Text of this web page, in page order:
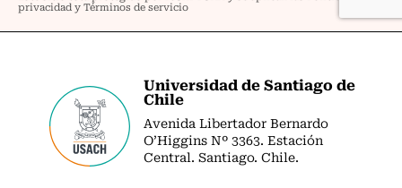
Universidad de Santiago de
Chile
Avenida Libertador Bernardo
O’Higgins Nº 3363. Estación
Central. Santiago. Chile.